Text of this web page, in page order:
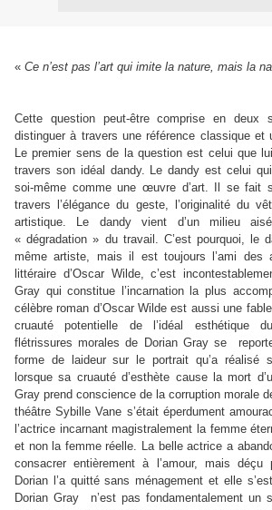
« Ce n’est pas l’art qui imite la nature, mais la
Cette question peut-être comprise en deux
distinguer à travers une référence classique et
Le premier sens de la question est celui que
travers son idéal dandy. Le dandy est celui
soi-même comme une œuvre d’art. Il se fait
travers l’élégance du geste, l’originalité du
artistique. Le dandy vient d’un milieu
« dégradation » du travail. C’est pourquoi, le
même artiste, mais il est toujours l’ami des
littéraire d’Oscar Wilde, c’est
Gray qui constitue l’incarnation la plus
célèbre roman d’Oscar Wilde est aussi une
cruauté potentielle de l’idéal esthétique
flétrissures morales de Dorian Gray se
forme de laideur sur le portrait qu’a réalisé
lorsque sa cruauté d’esthète cause la mort
Gray prend conscience de la corruption morale
théâtre Sybille Vane s’était éperdument
l’actrice incarnant magistralement la femme
et non la femme réelle. La belle actrice a
consacrer entièrement à l’amour, mais déçu
Dorian l’a quitté sans ménagement et elle
Dorian Gray n’est pas fondamentalement un